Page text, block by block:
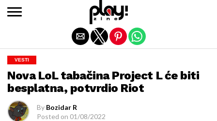
VESTI
Nova LoL tabačina Project L će biti
besplatna, potvrdio Riot
By Bozidar R
Posted on 01/08/2022
Exit mobile version